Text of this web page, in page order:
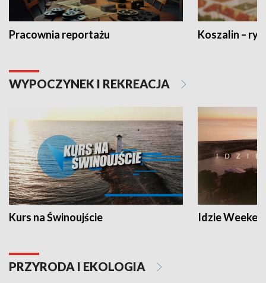
Pracownia reportażu Koszalin –
WYPOCZYNEK I REKREACJA
Kurs na Świnoujście Idzie
PRZYRODA I EKOLOGIA